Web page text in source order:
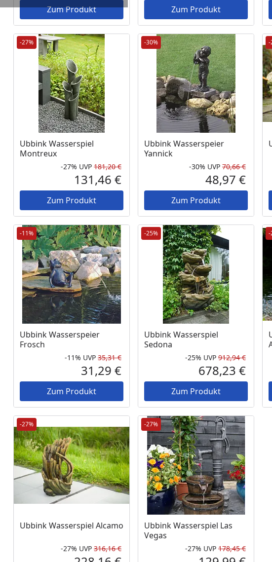
Zum Produkt Zum Produkt
-27%
Ubbink Wasserspiel
Montreux
Rabatt in Prozent
-27%
Ursprünglicher Preis
UVP 181,20 €
Aktueller Preis
131,46 €
Zum Produkt
-30%
Ubbink Wasserspeier
Yannick
Rabatt
-30% UVP 70,66 €
48,97 €
Zum Produkt
-
-11%
Ubbink Wasserspeier
Frosch
Rabatt in Prozent
-11%
Ursprünglicher Preis
UVP 35,31 €
Aktueller Preis
31,29 €
Zum Produkt
-25%
Ubbink Wasserspiel
Sedona
Rabatt
-25% UVP 912,94 €
678,23 €
Zum Produkt
-
-27%
Ubbink Wasserspiel Alcamo
Rabatt in Prozent
-27%
Ursprünglicher Preis
UVP 316,16 €
-27%
Ubbink Wasserspiel Las
Vegas
Rabatt
-27% UVP 178,45 €